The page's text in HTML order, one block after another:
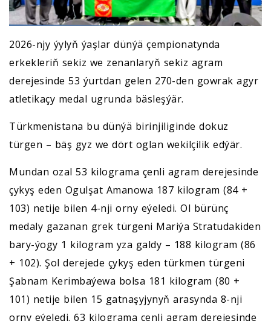
2026-njy ýylyň ýaşlar dünýä çempionatynda
erkekleriň sekiz we zenanlaryň sekiz agram
derejesinde 53 ýurtdan gelen 270-den gowrak agyr
atletikaçy medal ugrunda bäsleşýär.
Türkmenistana bu dünýä birinjiliginde dokuz
türgen – bäş gyz we dört oglan wekilçilik edýär.
Mundan ozal 53 kilograma çenli agram derejesinde
çykyş eden Ogulşat Amanowa 187 kilogram (84 +
103) netije bilen 4-nji orny eýeledi. Ol bürünç
medaly gazanan grek türgeni Mariýa Stratudakiden
bary-ýogy 1 kilogram yza galdy – 188 kilogram (86
+ 102). Şol derejede çykyş eden türkmen türgeni
Şabnam Kerimbaýewa bolsa 181 kilogram (80 +
101) netije bilen 15 gatnaşyjynyň arasynda 8-nji
orny eýeledi. 63 kilograma çenli agram derejesinde